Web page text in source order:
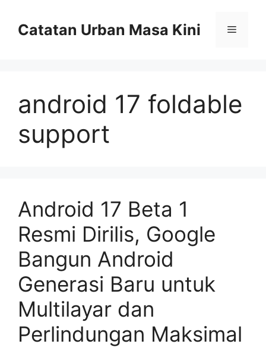
contentCatatan Urban Masa Kini Menu
android 17 foldable
support
Android 17 Beta 1
Resmi Dirilis, Google
Bangun Android
Generasi Baru untuk
Multilayar dan
Perlindungan Maksimal